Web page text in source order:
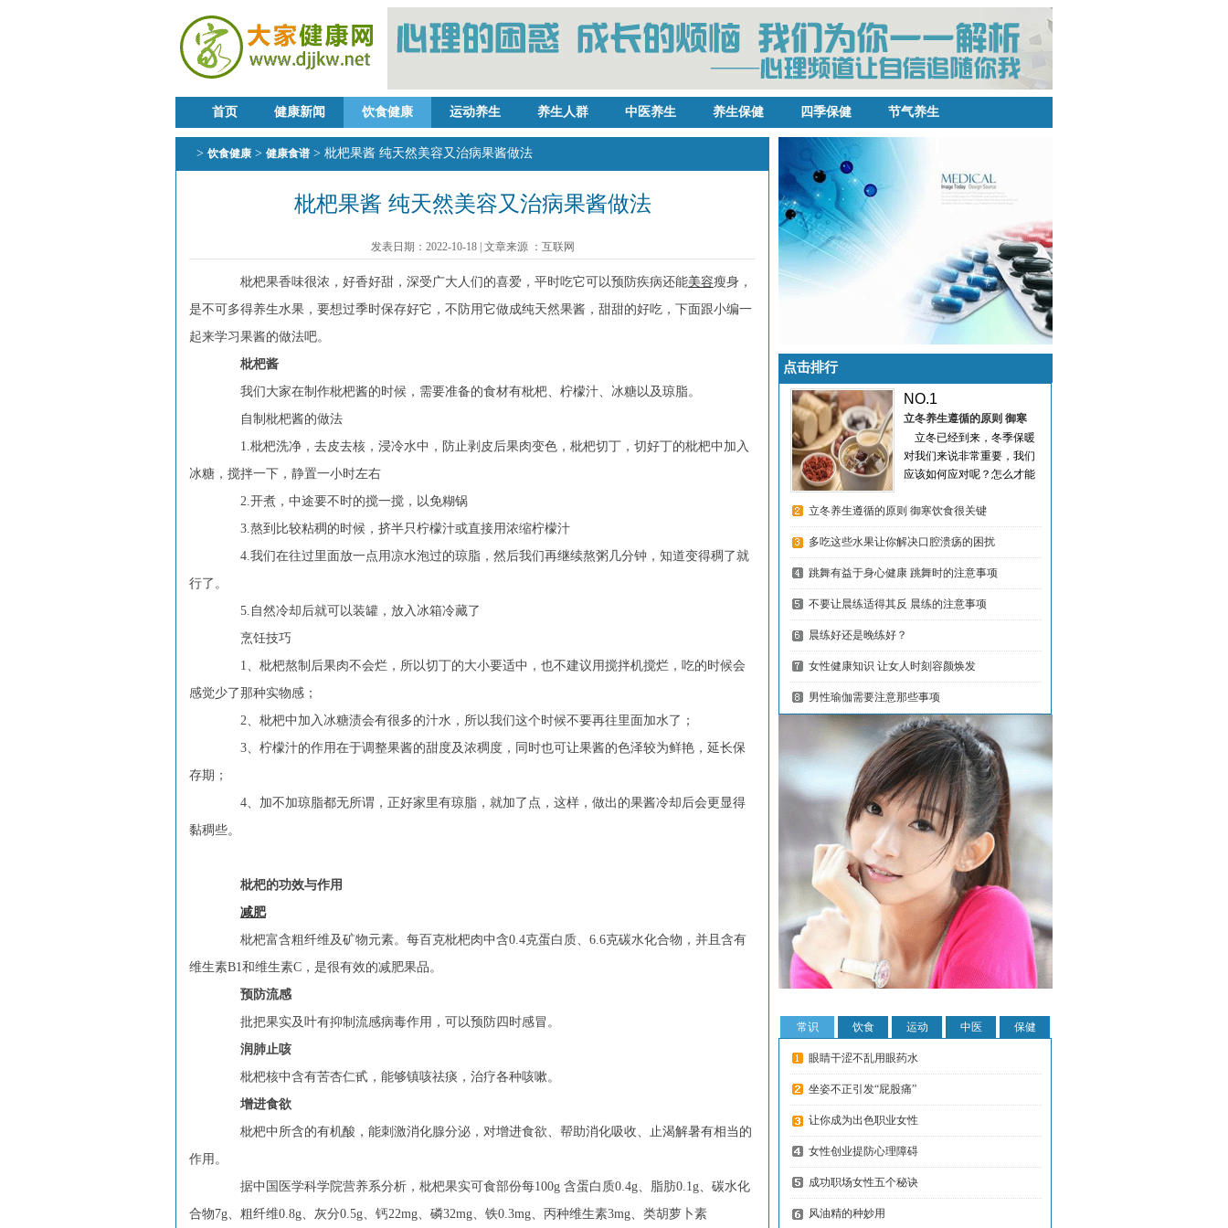
首页 健康新闻 饮食健康 运动养生 养生人群 中医养生 养生保健 四季保健 节气养生
> 饮食健康 > 健康食谱 > 枇杷果酱 纯天然美容又治病果酱做法
枇杷果酱 纯天然美容又治病果酱做法
发表日期：2022-10-18 文章来源 ：互联网
枇杷果香味很浓，好香好甜，深受广大人们的喜爱，平时吃它可以预防疾病还能美容瘦身，
是不可多得养生水果，要想过季时保存好它，不防用它做成纯天然果酱，甜甜的好吃，下面跟小编一
起来学习果酱的做法吧。
枇杷酱
我们大家在制作枇杷酱的时候，需要准备的食材有枇杷、柠檬汁、冰糖以及琼脂。
自制枇杷酱的做法
1.枇杷洗净，去皮去核，浸冷水中，防止剥皮后果肉变色，枇杷切丁，切好丁的枇杷中加入
冰糖，搅拌一下，静置一小时左右
2.开煮，中途要不时的搅一搅，以免糊锅
3.熬到比较粘稠的时候，挤半只柠檬汁或直接用浓缩柠檬汁
4.我们在往过里面放一点用凉水泡过的琼脂，然后我们再继续熬粥几分钟，知道变得稠了就
行了。
5.自然冷却后就可以装罐，放入冰箱冷藏了
烹饪技巧
1、枇杷熬制后果肉不会烂，所以切丁的大小要适中，也不建议用搅拌机搅烂，吃的时候会
感觉少了那种实物感；
2、枇杷中加入冰糖渍会有很多的汁水，所以我们这个时候不要再往里面加水了；
3、柠檬汁的作用在于调整果酱的甜度及浓稠度，同时也可让果酱的色泽较为鲜艳，延长保
存期；
4、加不加琼脂都无所谓，正好家里有琼脂，就加了点，这样，做出的果酱冷却后会更显得
黏稠些。
枇杷的功效与作用
减肥
枇杷富含粗纤维及矿物元素。每百克枇杷肉中含0.4克蛋白质、6.6克碳水化合物，并且含有
维生素B1和维生素C，是很有效的减肥果品。
预防流感
批把果实及叶有抑制流感病毒作用，可以预防四时感冒。
润肺止咳
枇杷核中含有苦杏仁甙，能够镇咳祛痰，治疗各种咳嗽。
增进食欲
枇杷中所含的有机酸，能刺激消化腺分泌，对增进食欲、帮助消化吸收、止渴解暑有相当的
作用。
据中国医学科学院营养系分析，枇杷果实可食部份每100g 含蛋白质0.4g、脂肪0.1g、碳水化
合物7g、粗纤维0.8g、灰分0.5g、钙22mg、磷32mg、铁0.3mg、丙种维生素3mg、类胡萝卜素
点击排行
NO.1
立冬养生遵循的原则 御寒
饮食很关键
立冬已经到来，冬季保暖
对我们来说非常重要，我们
应该如何应对呢？怎么才能
一些立冬知识。...
立冬养生遵循的原则 御寒饮食很关键
多吃这些水果让你解决口腔溃疡的困扰
跳舞有益于身心健康 跳舞时的注意事项
不要让晨练适得其反 晨练的注意事项
晨练好还是晚练好？
女性健康知识 让女人时刻容颜焕发
男性瑜伽需要注意那些事项
常识 饮食 运动 中医 保健
眼睛干涩不乱用眼药水
坐姿不正引发“屁股痛”
让你成为出色职业女性
女性创业提防心理障碍
成功职场女性五个秘诀
风油精的种妙用